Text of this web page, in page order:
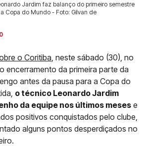
Jardim faz balanço do primeiro semestre
Copa do Mundo - Foto: Gilvan de
0
o Coritiba , neste sábado (30), no
encerramento da primeira parte da
antes da pausa para a Copa do
o técnico Leonardo Jardim
da equipe nos últimos meses e
positivos conquistados pelo clube,
alguns pontos desperdiçados no